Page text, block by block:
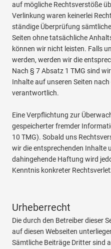
auf mögliche Rechtsverstöße
Verlinkung waren keinerlei
ständige Überprüfung
Seiten ohne tatsächliche
können wir nicht leisten. Falls
werden, werden wir die
Nach § 7 Absatz 1 TMG sind
Inhalte auf unseren Seiten
verantwortlich.
Eine Verpflichtung zur
gespeicherter fremder
10 TMG). Sobald uns
wir die entsprechenden Inhalte
dahingehende Haftung wird
Kenntnis konkreter
Urheberrecht
Die durch den Betreiber dieser
auf diesen Webseiten
Sämtliche Beiträge Dritter sind